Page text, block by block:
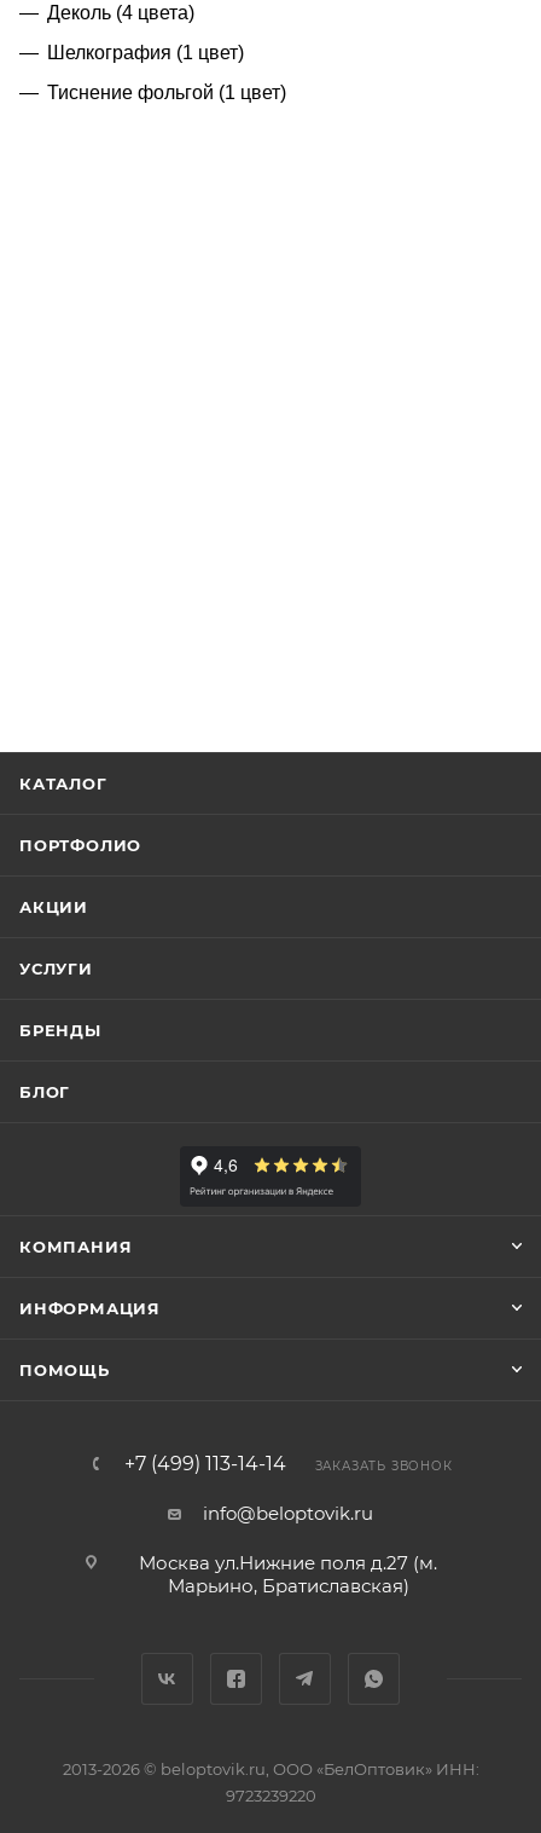
Деколь (4 цвета)
Шелкография (1 цвет)
Тиснение фольгой (1 цвет)
КАТАЛОГ
ПОРТФОЛИО
АКЦИИ
УСЛУГИ
БРЕНДЫ
БЛОГ
КОМПАНИЯ
ИНФОРМАЦИЯ
ПОМОЩЬ
+7 (499) 113-14-14 ЗАКАЗАТЬ ЗВОНОК
info@beloptovik.ru
Москва ул.Нижние поля д.27 (м.
Марьино, Братиславская)
2013-2026 © beloptovik.ru, ООО «БелОптовик» ИНН:
9723239220